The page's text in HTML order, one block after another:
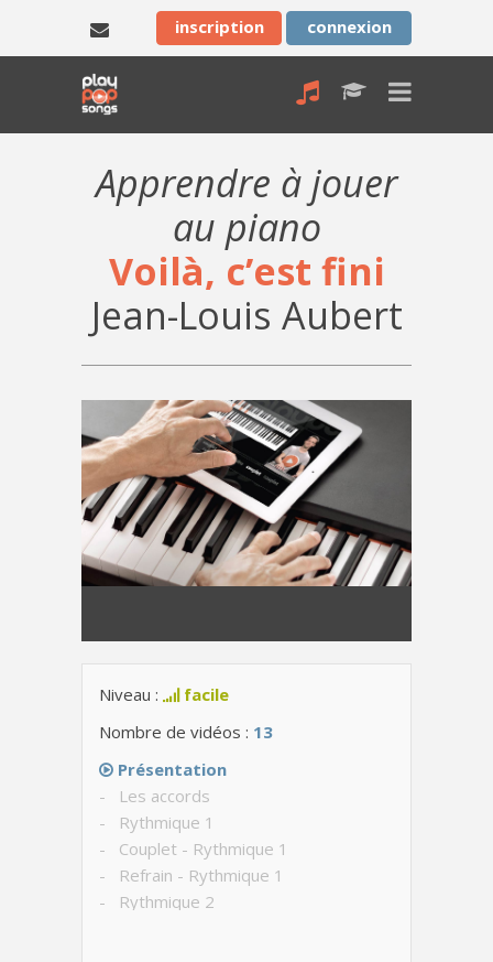
inscription connexion
Apprendre à jouer
au piano
Voilà, c’est fini
Jean-Louis Aubert
Niveau :
facile
Nombre de vidéos : 13
Présentation
- Les accords
- Rythmique 1
- Couplet - Rythmique 1
- Refrain - Rythmique 1
- Rythmique 2